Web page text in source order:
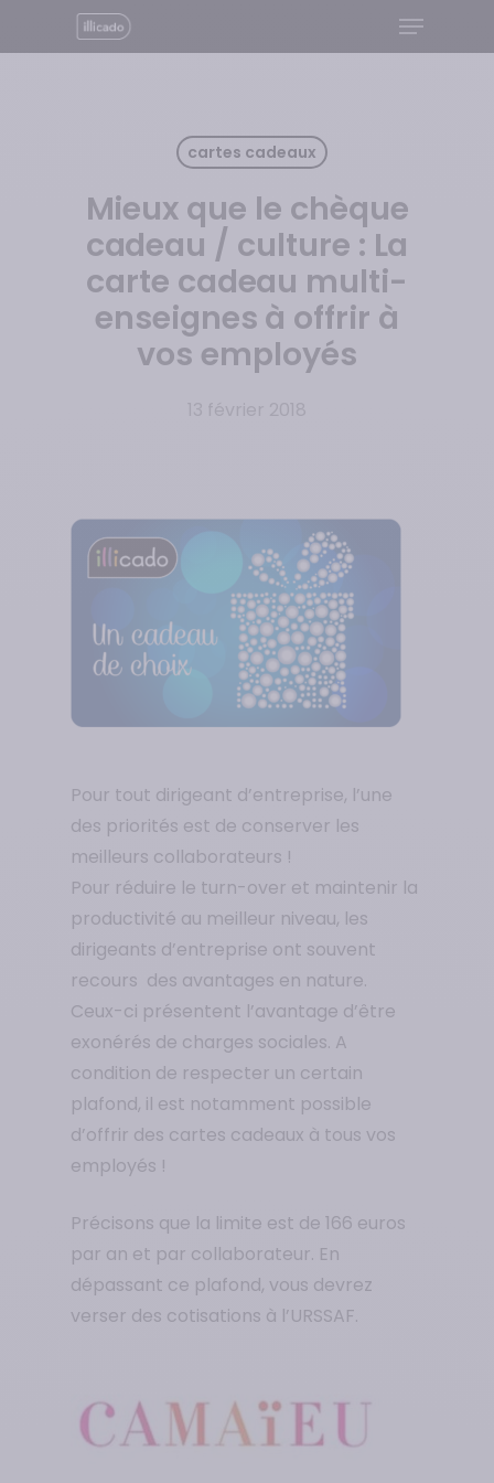
Menu
cartes cadeaux
Mieux que le chèque
cadeau / culture : La
carte cadeau multi-
enseignes à offrir à
vos employés
13 février 2018
Pour tout dirigeant d’entreprise, l’une
des priorités est de conserver les
meilleurs collaborateurs !
Pour réduire le turn-over et maintenir la
productivité au meilleur niveau, les
dirigeants d’entreprise ont souvent
recours des avantages en nature.
Ceux-ci présentent l’avantage d’être
exonérés de charges sociales. A
condition de respecter un certain
plafond, il est notamment possible
d’offrir des cartes cadeaux à tous vos
employés !
Précisons que la limite est de 166 euros
par an et par collaborateur. En
dépassant ce plafond, vous devrez
verser des cotisations à l’URSSAF.